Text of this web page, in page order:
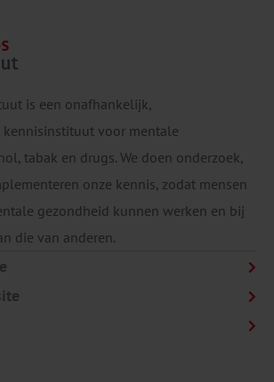
is een onafhankelijk,
voor mentale
tabak en drugs. We doen onderzoek,
onze kennis, zodat mensen
gezondheid kunnen werken en bij
die van anderen.